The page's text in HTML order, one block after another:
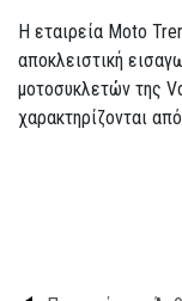
Η εταιρεία Moto
αποκλειστική
μοτοσυκλετών της
χαρακτηρίζονται